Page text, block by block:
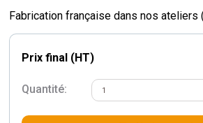
Fabrication française dans nos ateliers
Prix final (HT)
Quantité: